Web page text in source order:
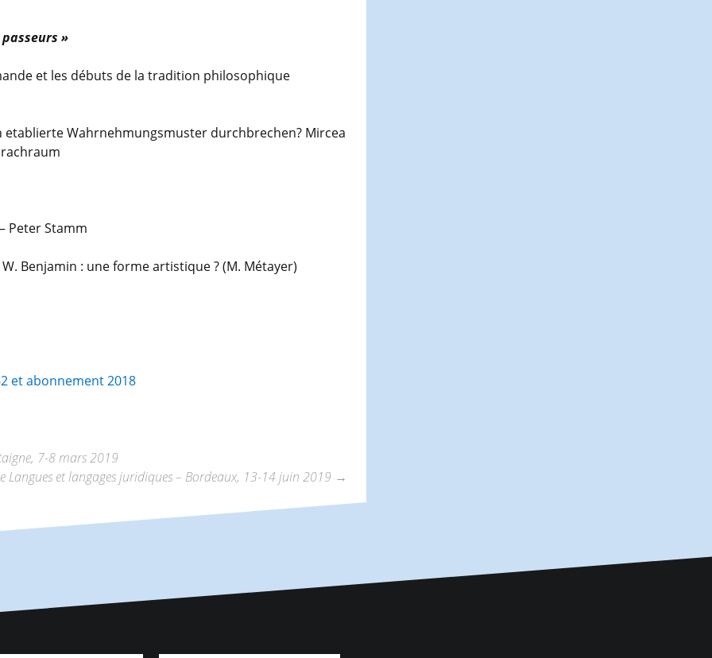
»
et les débuts de la tradition philosophique
etablierte Wahrnehmungsmuster durchbrechen? Mircea
Peter Stamm
Benjamin : une forme artistique ? (M. Métayer)
et abonnement 2018
7-8 mars 2019
Langues et langages juridiques – Bordeaux, 13-14 juin 2019 →